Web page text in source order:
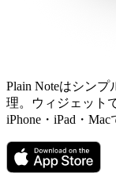
Plain Noteはシン
理。ウィジェット
iPhone・iPad・Mac